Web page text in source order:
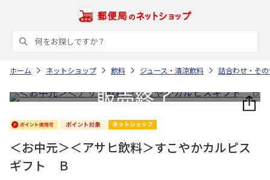
ホーム ネットショップ 飲料 ジュース・清涼飲料 詰合わせ・そ
＜お中元＞＜アサヒ飲料＞すこやかカルピス
ギフト Ｂ